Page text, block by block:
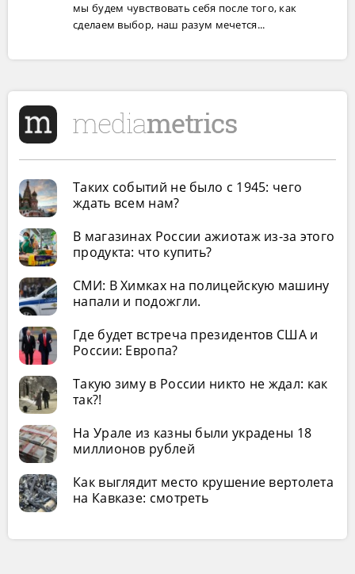
мы будем чувствовать себя после того, как
сделаем выбор, наш разум мечется...
Таких событий не было с 1945: чего
ждать всем нам?
В магазинах России ажиотаж из-за этого
продукта: что купить?
СМИ: В Химках на полицейскую машину
напали и подожгли.
Где будет встреча президентов США и
России: Европа?
Такую зиму в России никто не ждал: как
так?!
На Урале из казны были украдены 18
миллионов рублей
Как выглядит место крушение вертолета
на Кавказе: смотреть